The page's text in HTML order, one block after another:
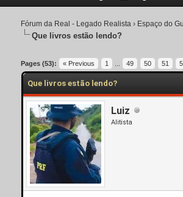
Fórum da Real - Legado Realista › Espaço do
Que livros estão lendo?
Pages (53): « Previous 1 49 50 51
Que livros estão lendo?
Luiz
Alitista